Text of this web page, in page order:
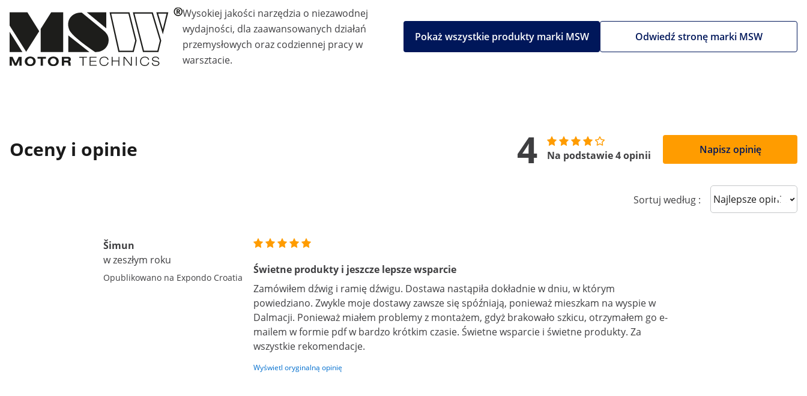
Wysokiej jakości narzędzia o niezawodnej
wydajności, dla zaawansowanych działań
przemysłowych oraz codziennej pracy w
warsztacie.
Odwiedź stronę marki MSW
Pokaż wszystkie produkty marki MSW
Oceny i opinie 4 Na podstawie 4 opinii Napisz opinię
Sortuj według : Sort reviews
Šimun
w zeszłym roku
Opublikowano na Expondo Croatia
Świetne produkty i jeszcze lepsze wsparcie
Zamówiłem dźwig i ramię dźwigu. Dostawa nastąpiła dokładnie w dniu, w którym
powiedziano. Zwykle moje dostawy zawsze się spóźniają, ponieważ mieszkam na wyspie w
Dalmacji. Ponieważ miałem problemy z montażem, gdyż brakowało szkicu, otrzymałem go e-
mailem w formie pdf w bardzo krótkim czasie. Świetne wsparcie i świetne produkty. Za
wszystkie rekomendacje.
Wyświetl oryginalną opinię